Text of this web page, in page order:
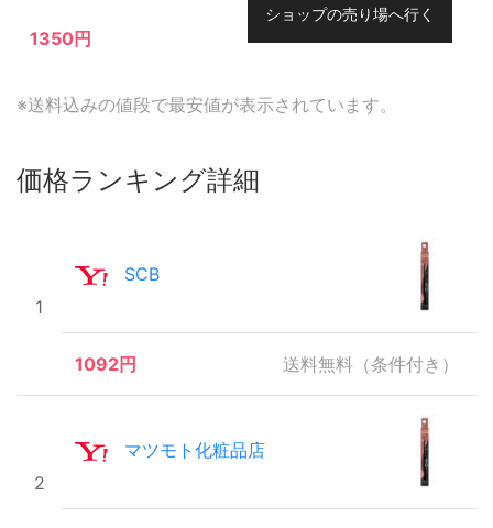
1350円
ショップの売り場へ行く
※送料込みの値段で最安値が表示されています。
価格ランキング詳細
1
SCB
1092円 送料無料（条件付き）
2
マツモト化粧品店